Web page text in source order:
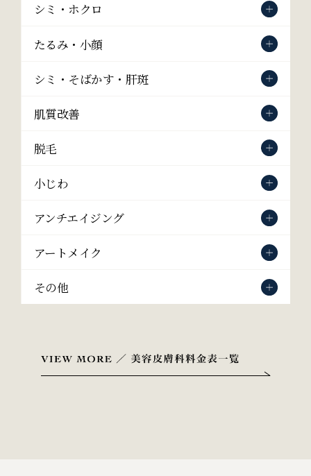
シミ・ホクロ
たるみ・小顔
シミ・そばかす 肝斑
肌質改善
脱毛
小じわ
アンチエイジング
アートメイク
その他